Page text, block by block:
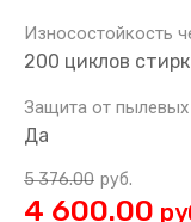
Износостойкость
200 циклов
Защита от
Да
5 376.00 руб.
4 600.00